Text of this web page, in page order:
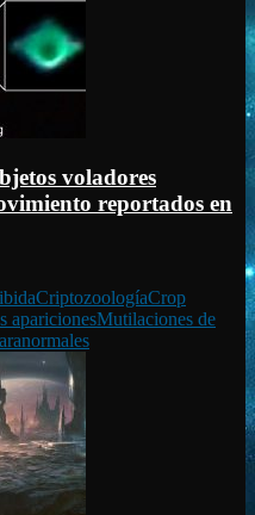
voladores
reportados en
CriptozoologíaCrop
aparicionesMutilaciones de